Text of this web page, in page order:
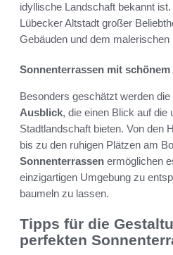
idyllische Landschaft bekannt
Lübecker Altstadt großer
Gebäuden und dem malerischen
Sonnenterrassen mit
Besonders geschätzt werden die
Ausblick, die einen Blick auf die
Stadtlandschaft bieten. Von den
bis zu den ruhigen Plätzen am
Sonnenterrassen ermöglichen
einzigartigen Umgebung zu
baumeln zu lassen.
Tipps für die
perfekten